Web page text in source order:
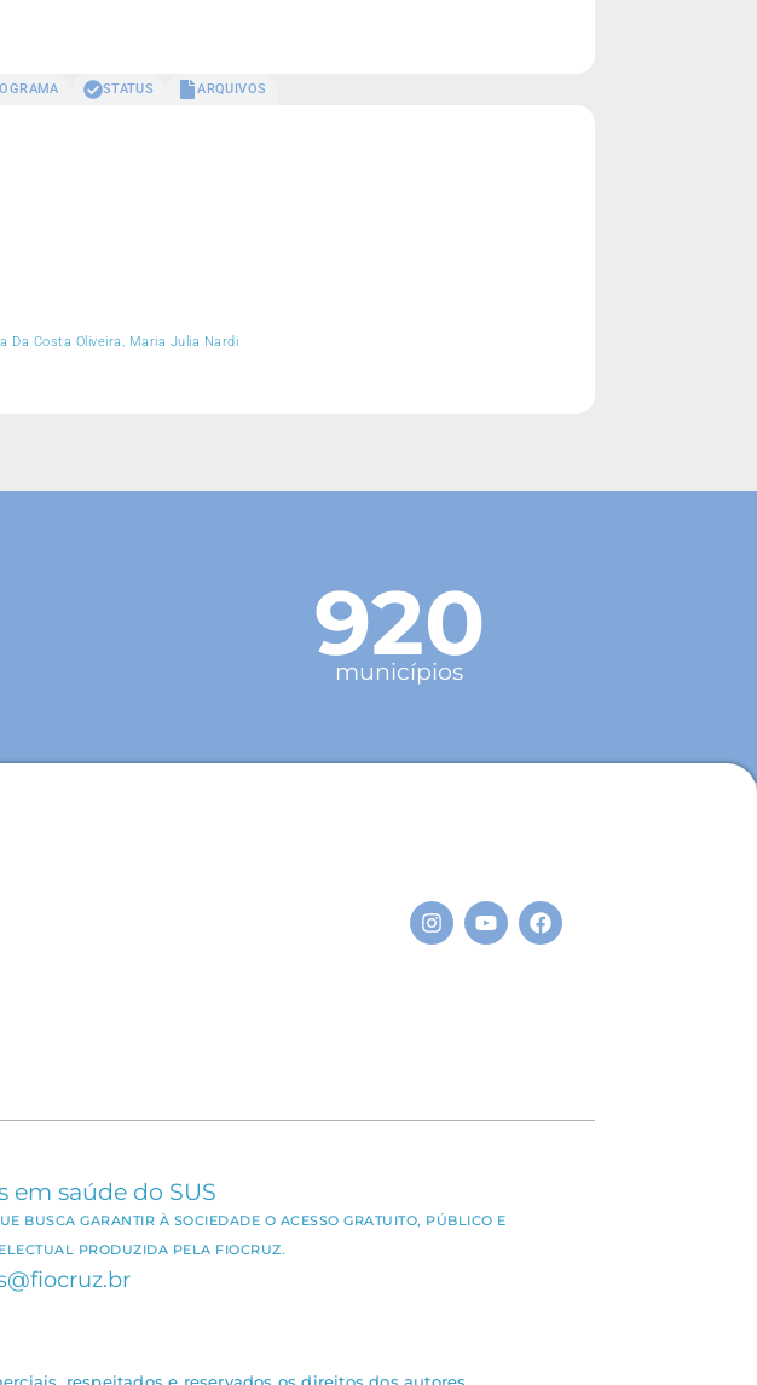
STATUS ARQUIVOS
Da Costa Oliveira, Maria Julia Nardi
920
municípios
em saúde do SUS
BUSCA GARANTIR À SOCIEDADE O ACESSO GRATUITO, PÚBLICO E
PRODUZIDA PELA FIOCRUZ.